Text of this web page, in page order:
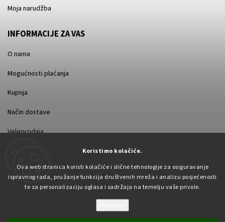
Koristimo kolačiće.
Ova web stranica koristi kolačiće i slične tehnologije za osiguravanje
ispravnog rada, pružanje funkcija društvenih mreža i analizu posjećenosti
te za personalizaciju oglasa i sadržaja na temelju vaše privole.
Moja narudžba
INFORMACIJE ZA VAS
O nama
Mogućnosti plaćanja
Kupnja
Način dostave
Veleprodaja
Autorsko pravo 2026Pabex.hr. Sva prava pridržana.